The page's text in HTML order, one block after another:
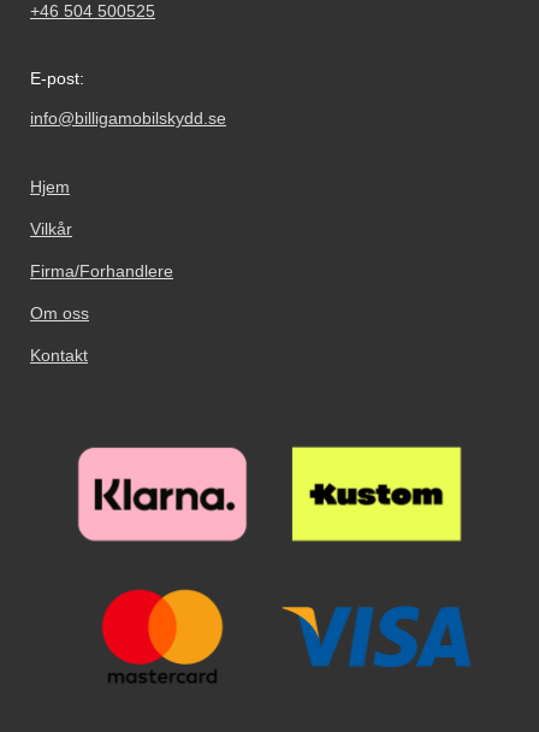
+46 504 500525
E-post:
info@billigamobilskydd.se
Hjem
Vilkår
Firma/Forhandlere
Om oss
Kontakt